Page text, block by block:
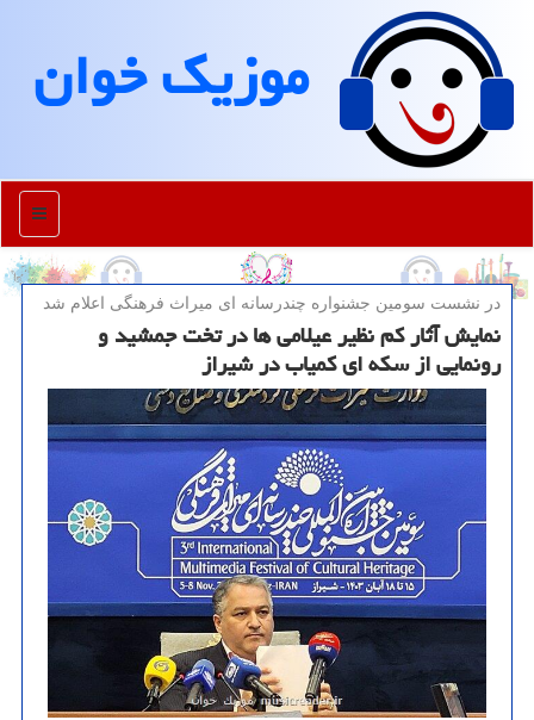
موزیك خوان
منو
در نشست سومین جشنواره چندرسانه ای میراث فرهنگی اعلام شد
نمایش آثار کم نظیر عیلامی ها در تخت جمشید و
رونمایی از سکه ای کمیاب در شیراز